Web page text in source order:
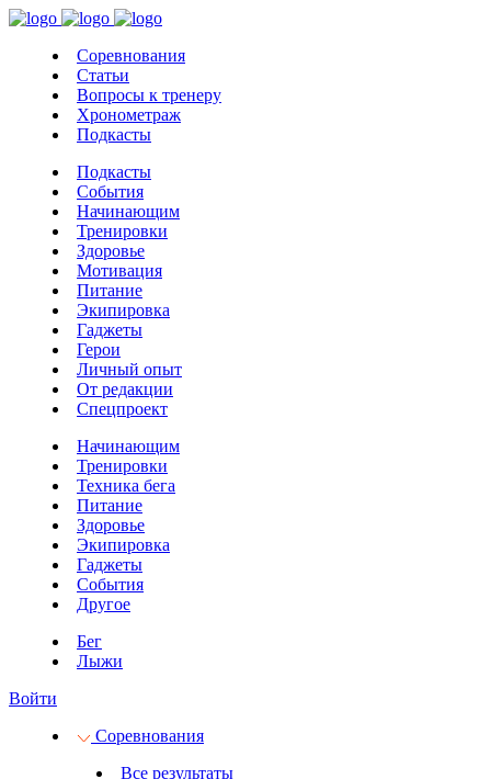
Соревнования
Статьи
Вопросы к тренеру
Хронометраж
Подкасты
Подкасты
События
Начинающим
Тренировки
Здоровье
Мотивация
Питание
Экипировка
Гаджеты
Герои
Личный опыт
От редакции
Спецпроект
Начинающим
Тренировки
Техника бега
Питание
Здоровье
Экипировка
Гаджеты
События
Другое
Бег
Лыжи
Войти
Соревнования
Все результаты